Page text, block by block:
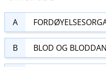
A
B BLOD OG